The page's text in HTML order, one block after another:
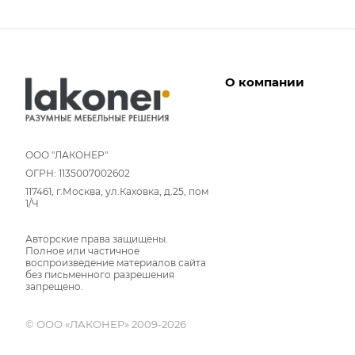
ООО "ЛАКОНЕР"
ОГРН: 1135007002602
117461, г.Москва, ул.Каховка, д.25, пом
1/Ч
Авторские права защищены.
Полное или частичное
воспроизведение материалов сайта
без письменного разрешения
запрещено.
© ООО «ЛАКОНЕР» 2009-2026
О компании